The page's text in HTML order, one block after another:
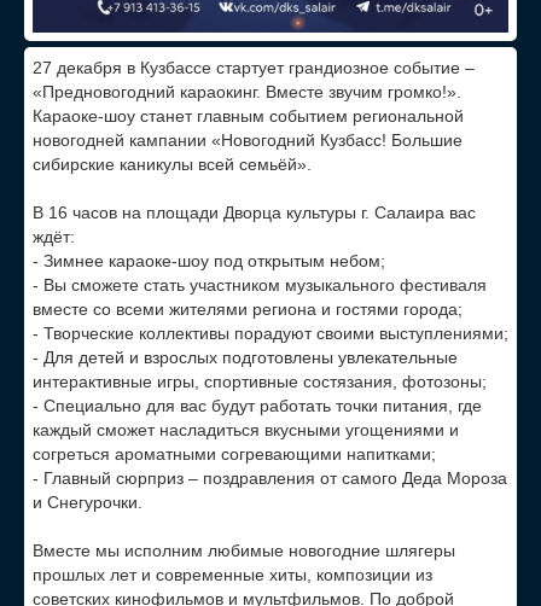
27 декабря в Кузбассе стартует грандиозное событие –
«Предновогодний караокинг. Вместе звучим громко!».
Караоке-шоу станет главным событием региональной
новогодней кампании «Новогодний Кузбасс! Большие
сибирские каникулы всей семьёй».
В 16 часов на площади Дворца культуры г. Салаира вас
ждёт:
- Зимнее караоке-шоу под открытым небом;
- Вы сможете стать участником музыкального фестиваля
вместе со всеми жителями региона и гостями города;
- Творческие коллективы порадуют своими выступлениями;
- Для детей и взрослых подготовлены увлекательные
интерактивные игры, спортивные состязания, фотозоны;
- Специально для вас будут работать точки питания, где
каждый сможет насладиться вкусными угощениями и
согреться ароматными согревающими напитками;
- Главный сюрприз – поздравления от самого Деда Мороза
и Снегурочки.
Вместе мы исполним любимые новогодние шлягеры
прошлых лет и современные хиты, композиции из
советских кинофильмов и мультфильмов. По доброй